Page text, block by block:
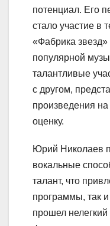
потенциал. Его
стало участие в
«Фабрика звезд»
популярной
талантливые
с другом,
произведения
оценку.
Юрий Николаев
вокальные
талант, что
программы, так
прошел